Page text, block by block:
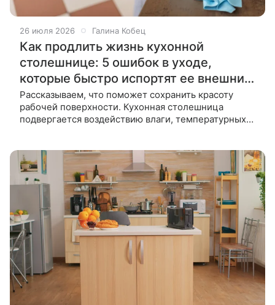
26 июля 2026 Галина Кобец
Как продлить жизнь кухонной
столешнице: 5 ошибок в уходе,
которые быстро испортят ее внешний
вид
Рассказываем, что поможет сохранить красоту
рабочей поверхности. Кухонная столешница
подвергается воздействию влаги, температурных